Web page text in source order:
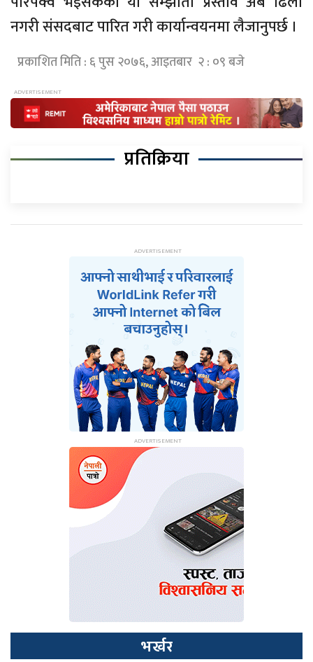
नगरी संसदबाट पारित गरी कार्यान्वयनमा लैजानुपर्छ ।
प्रकाशित मिति : ६ पुस २०७६, आइतबार २ : ०९ बजे
प्रतिक्रिया
भर्खर